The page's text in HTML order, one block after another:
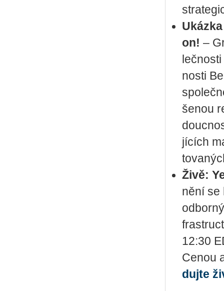
on! –
nos­ti
še­nou
jí­cích
Živě:
ně­ní se
12:30
Cenou
duj­te